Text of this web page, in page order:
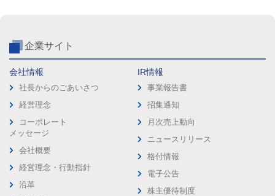
企業サイト
会社情報
社長からのごあいさつ
経営理念
コーポレート
メッセージ
会社概要
経営理念・行動指針
沿革
IR情報
事業報告書
招集通知
月次売上動向
ニュースリリース
格付情報
電子公告
株主優待制度